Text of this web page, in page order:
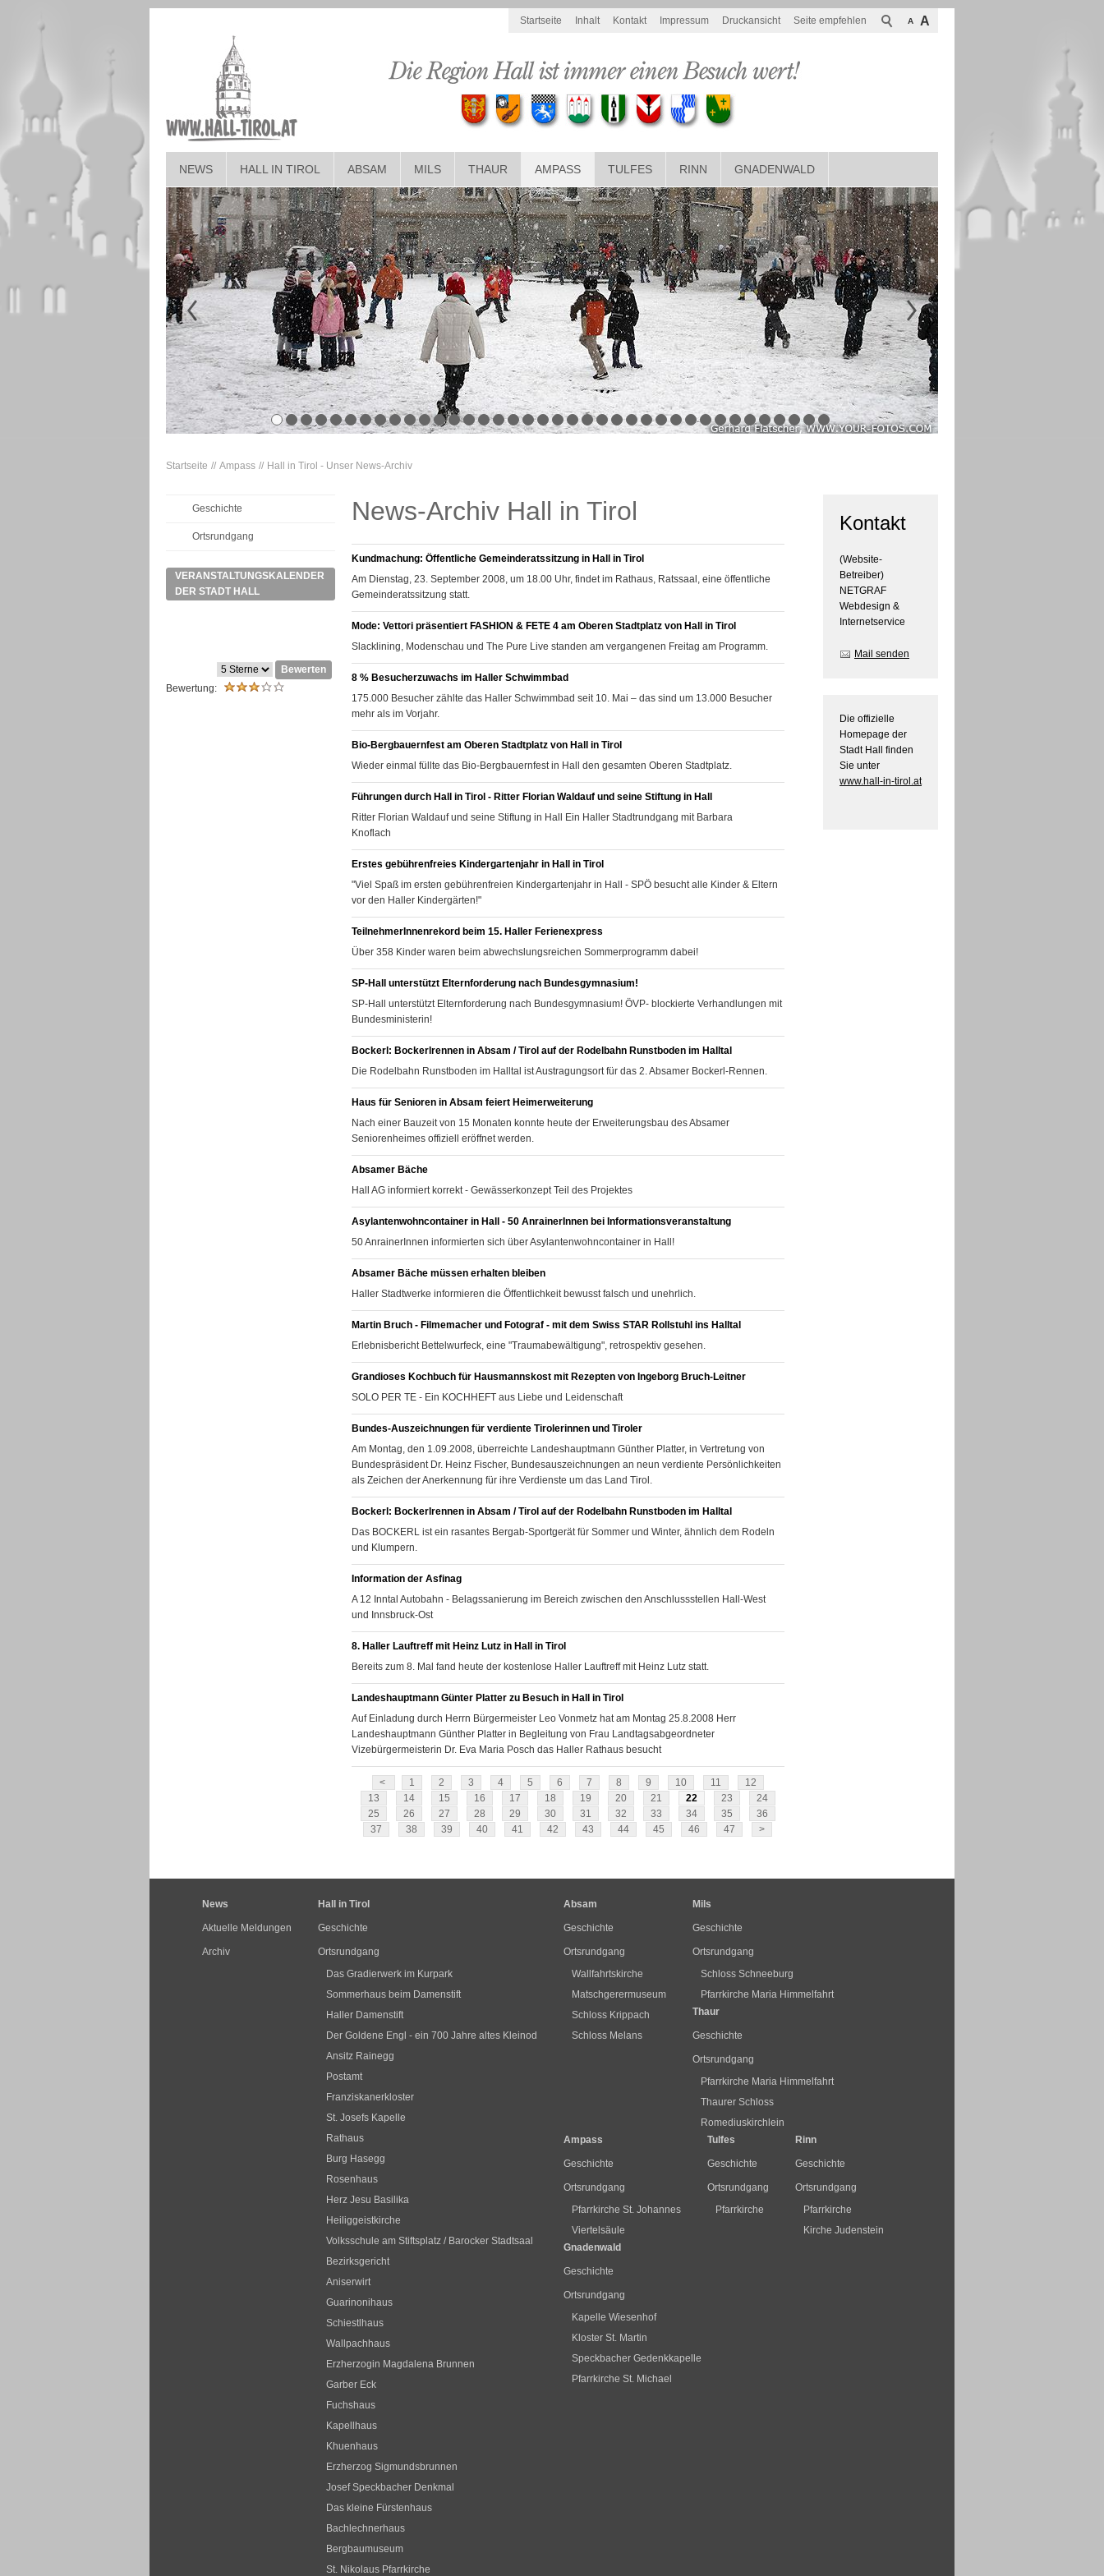
A A
Startseite Inhalt Kontakt Impressum Druckansicht Seite empfehlen
NEWS HALL IN TIROL ABSAM MILS THAUR AMPASS TULFES RINN GNADENWALD
Startseite Ampass Hall in Tirol - Unser News-Archiv
Geschichte
Ortsrundgang
VERANSTALTUNGSKALENDER
DER STADT HALL
Bewerten
Bewertung:
News-Archiv Hall in Tirol
Kundmachung: Öffentliche Gemeinderatssitzung in Hall in Tirol
Am Dienstag, 23. September 2008, um 18.00 Uhr, findet im Rathaus, Ratssaal, eine öffentliche
Gemeinderatssitzung statt.
Mode: Vettori präsentiert FASHION & FETE 4 am Oberen Stadtplatz von Hall in Tirol
Slacklining, Modenschau und The Pure Live standen am vergangenen Freitag am Programm.
8 % Besucherzuwachs im Haller Schwimmbad
175.000 Besucher zählte das Haller Schwimmbad seit 10. Mai – das sind um 13.000 Besucher
mehr als im Vorjahr.
Bio-Bergbauernfest am Oberen Stadtplatz von Hall in Tirol
Wieder einmal füllte das Bio-Bergbauernfest in Hall den gesamten Oberen Stadtplatz.
Führungen durch Hall in Tirol - Ritter Florian Waldauf und seine Stiftung in Hall
Ritter Florian Waldauf und seine Stiftung in Hall Ein Haller Stadtrundgang mit Barbara
Knoflach
Erstes gebührenfreies Kindergartenjahr in Hall in Tirol
"Viel Spaß im ersten gebührenfreien Kindergartenjahr in Hall - SPÖ besucht alle Kinder & Eltern
vor den Haller Kindergärten!"
TeilnehmerInnenrekord beim 15. Haller Ferienexpress
Über 358 Kinder waren beim abwechslungsreichen Sommerprogramm dabei!
SP-Hall unterstützt Elternforderung nach Bundesgymnasium!
SP-Hall unterstützt Elternforderung nach Bundesgymnasium! ÖVP- blockierte Verhandlungen mit
Bundesministerin!
Bockerl: Bockerlrennen in Absam / Tirol auf der Rodelbahn Runstboden im Halltal
Die Rodelbahn Runstboden im Halltal ist Austragungsort für das 2. Absamer Bockerl-Rennen.
Haus für Senioren in Absam feiert Heimerweiterung
Nach einer Bauzeit von 15 Monaten konnte heute der Erweiterungsbau des Absamer
Seniorenheimes offiziell eröffnet werden.
Absamer Bäche
Hall AG informiert korrekt - Gewässerkonzept Teil des Projektes
Asylantenwohncontainer in Hall - 50 AnrainerInnen bei Informationsveranstaltung
50 AnrainerInnen informierten sich über Asylantenwohncontainer in Hall!
Absamer Bäche müssen erhalten bleiben
Haller Stadtwerke informieren die Öffentlichkeit bewusst falsch und unehrlich.
Martin Bruch - Filmemacher und Fotograf - mit dem Swiss STAR Rollstuhl ins Halltal
Erlebnisbericht Bettelwurfeck, eine "Traumabewältigung", retrospektiv gesehen.
Grandioses Kochbuch für Hausmannskost mit Rezepten von Ingeborg Bruch-Leitner
SOLO PER TE - Ein KOCHHEFT aus Liebe und Leidenschaft
Bundes-Auszeichnungen für verdiente Tirolerinnen und Tiroler
Am Montag, den 1.09.2008, überreichte Landeshauptmann Günther Platter, in Vertretung von
Bundespräsident Dr. Heinz Fischer, Bundesauszeichnungen an neun verdiente Persönlichkeiten
als Zeichen der Anerkennung für ihre Verdienste um das Land Tirol.
Bockerl: Bockerlrennen in Absam / Tirol auf der Rodelbahn Runstboden im Halltal
Das BOCKERL ist ein rasantes Bergab-Sportgerät für Sommer und Winter, ähnlich dem Rodeln
und Klumpern.
Information der Asfinag
A 12 Inntal Autobahn - Belagssanierung im Bereich zwischen den Anschlussstellen Hall-West
und Innsbruck-Ost
8. Haller Lauftreff mit Heinz Lutz in Hall in Tirol
Bereits zum 8. Mal fand heute der kostenlose Haller Lauftreff mit Heinz Lutz statt.
Landeshauptmann Günter Platter zu Besuch in Hall in Tirol
Auf Einladung durch Herrn Bürgermeister Leo Vonmetz hat am Montag 25.8.2008 Herr
Landeshauptmann Günther Platter in Begleitung von Frau Landtagsabgeordneter
Vizebürgermeisterin Dr. Eva Maria Posch das Haller Rathaus besucht
< 1 2 3 4 5 6 7 8 9 10 11
12
13
14 15 16 17 18 19 20 21 22 23
24
25
26 27 28 29 30 31 32 33 34 35
36
37
38 39 40 41 42 43 44 45 46 47 >
Kontakt
(Website-
Betreiber)
NETGRAF
Webdesign &
Internetservice
Mail senden
Die offizielle
Homepage der
Stadt Hall finden
Sie unter
www.hall-in-tirol.at
News
Aktuelle Meldungen
Archiv
Hall in Tirol
Geschichte
Ortsrundgang
Das Gradierwerk im Kurpark
Sommerhaus beim Damenstift
Haller Damenstift
Der Goldene Engl - ein 700 Jahre altes Kleinod
Ansitz Rainegg
Postamt
Franziskanerkloster
St. Josefs Kapelle
Rathaus
Burg Hasegg
Rosenhaus
Herz Jesu Basilika
Heiliggeistkirche
Volksschule am Stiftsplatz / Barocker Stadtsaal
Bezirksgericht
Aniserwirt
Guarinonihaus
Schiestlhaus
Wallpachhaus
Erzherzogin Magdalena Brunnen
Garber Eck
Fuchshaus
Kapellhaus
Khuenhaus
Erzherzog Sigmundsbrunnen
Josef Speckbacher Denkmal
Das kleine Fürstenhaus
Bachlechnerhaus
Bergbaumuseum
St. Nikolaus Pfarrkirche
Absam
Geschichte
Ortsrundgang
Wallfahrtskirche
Matschgerermuseum
Schloss Krippach
Schloss Melans
Mils
Geschichte
Ortsrundgang
Schloss Schneeburg
Pfarrkirche Maria Himmelfahrt
Thaur
Geschichte
Ortsrundgang
Pfarrkirche Maria Himmelfahrt
Thaurer Schloss
Romediuskirchlein
Ampass
Geschichte
Ortsrundgang
Pfarrkirche St. Johannes
Viertelsäule
Tulfes
Geschichte
Ortsrundgang
Pfarrkirche
Rinn
Geschichte
Ortsrundgang
Pfarrkirche
Kirche Judenstein
Gnadenwald
Geschichte
Ortsrundgang
Kapelle Wiesenhof
Kloster St. Martin
Speckbacher Gedenkkapelle
Pfarrkirche St. Michael